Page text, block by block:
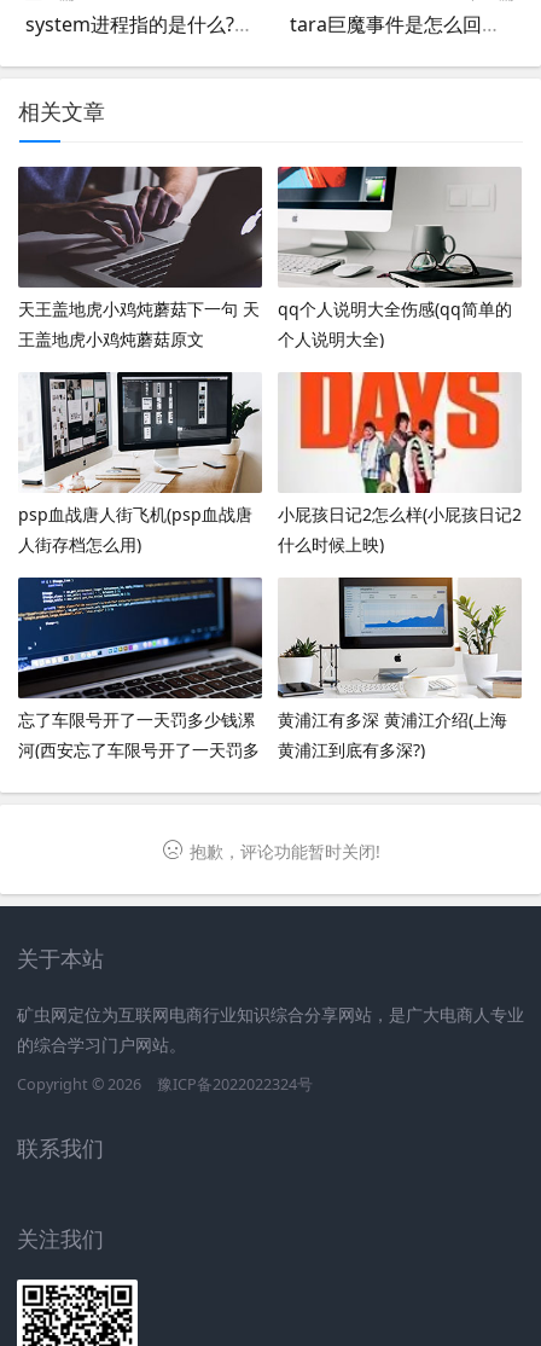
system进程指的是什么?system是什么进程可以关掉吗 tara巨魔事件是怎么回事(tara巨魔是什么意思?)
相关文章
天王盖地虎小鸡炖蘑菇下一句 天
王盖地虎小鸡炖蘑菇原文
qq个人说明大全伤感(qq简单的
个人说明大全)
psp血战唐人街飞机(psp血战唐
人街存档怎么用)
小屁孩日记2怎么样(小屁孩日记2
什么时候上映)
忘了车限号开了一天罚多少钱漯
河(西安忘了车限号开了一天罚多
黄浦江有多深 黄浦江介绍(上海
黄浦江到底有多深?)
抱歉，评论功能暂时关闭!
关于本站
矿虫网定位为互联网电商行业知识综合分享网站，是广大电商人专业
的综合学习门户网站。
Copyright © 2026 豫ICP备2022022324号
联系我们
关注我们